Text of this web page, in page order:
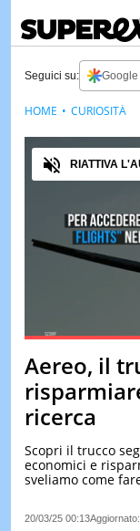
Seguici su: Google
PauseUnmute
Audio
RIATTIVA
Aereo, il
ricerca
Scopri il trucco
economici e
sveliamo come
20/03/25 00:13Aggiornato:
HOME CURIOSITÀ